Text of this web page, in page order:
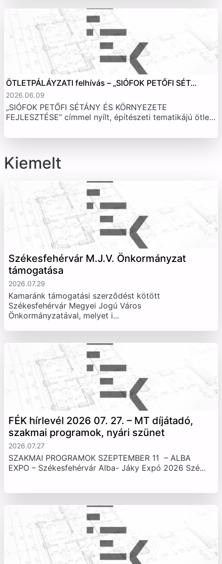
ÖTLETPÁLÁYZATI felhívás – „SIÓFOK PETŐFI SÉT…
2026.06.09
„SIÓFOK PETŐFI SÉTÁNY ÉS KÖRNYEZETE
FEJLESZTÉSE” címmel nyílt, építészeti tematikájú ötle…
Kiemelt
Székesfehérvár M.J.V. Önkormányzat
támogatása
2026.07.29
Kamaránk támogatási szerződést kötött
Székesfehérvár Megyei Jogú Város
Önkormányzatával, melyet i...
FÉK hírlevél 2026 07. 27. – MT díjátadó,
szakmai programok, nyári szünet
2026.07.27
SZAKMAI PROGRAMOK SZEPTEMBER 11 – ALBA
EXPO – Székesfehérvár Alba- Jáky Expó 2026 Szé...